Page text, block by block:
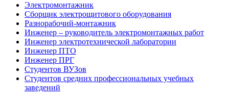
Электромонтажник
Сборщик электрощитового оборудования
Разнорабочий-монтажник
Инженер – руководитель электромонтажных работ
Инженер электротехнической лаборатории
Инженер ПТО
Инженер ПРГ
Cтудентов ВУЗов
Студентов средних профессиональных учебных
заведений